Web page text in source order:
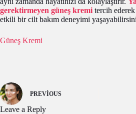
gerektirmeyen güneş kremi tercih
etkili bir cilt bakım deneyimi
Güneş Kremi
PREVIOUS
Leave a Reply